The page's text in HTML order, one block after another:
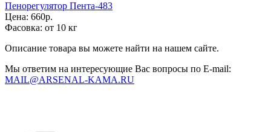
Пенорегулятор Пента-483
Цена: 660р.
Фасовка: от 10 кг
Описание товара вы можете найти на нашем сайте.
Мы ответим на интересующие Вас вопросы по E-mail:
MAIL@ARSENAL-KAMA.RU